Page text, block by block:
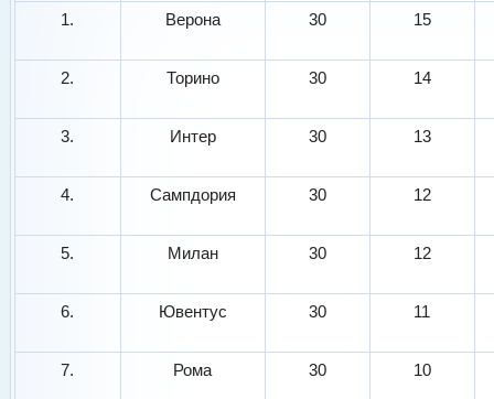
1.
Верона 30 15
2. Торино 30 14
3. Интер 30 13
4. Сампдория 30 12
5. Милан 30 12
6. Ювентус 30 11
7. Рома 30 10